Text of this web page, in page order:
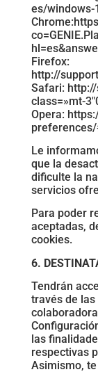
es/windows-
Firefox:
http://
Safari:
class=»mt-
Opera:
Le
que la
dificulte la
servicios
Para poder
aceptadas,
cookies.
6.
Tendrán
través de
las
respectivas
Asimismo,